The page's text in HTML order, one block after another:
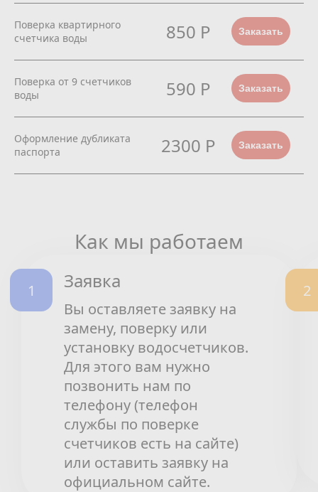
Поверка квартирного
счетчика воды
850 Р Заказать
Поверка от 9 счетчиков
воды
590 Р Заказать
Оформление дубликата
паспорта
2300 Р Заказать
Как мы работаем
Заявка
Вы оставляете заявку на
замену, поверку или
установку водосчетчиков.
Для этого вам нужно
позвонить нам по
телефону (телефон
службы по поверке
счетчиков есть на сайте)
или оставить заявку на
официальном сайте.